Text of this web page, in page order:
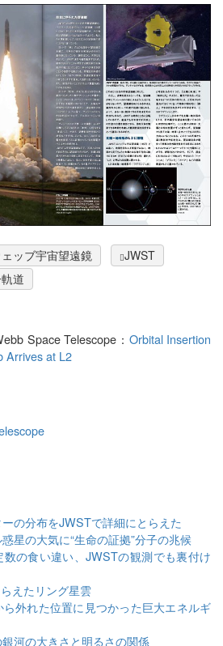
ッブ宇宙望遠鏡
JWST
道
Space Telescope： Orbital Insertion
Arrives at L2
の分布をJWSTで詳細にとらえた
星の大気に“生命の証拠”分子の兆候
数の食い違い、JWSTの観測でも裏付け
えたリング星雲
ら外れた位置に見つかった巨大エネルギ
河の大きさと明るさの関係